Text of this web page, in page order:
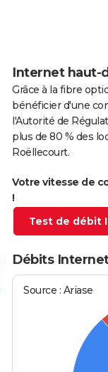
Internet haut-
Grâce à la fibre
bénéficier d'une
l'Autorité de
plus de 80 % des
Roëllecourt.
Votre vitesse de
!
Test de débit
Débits
Source : Ariase